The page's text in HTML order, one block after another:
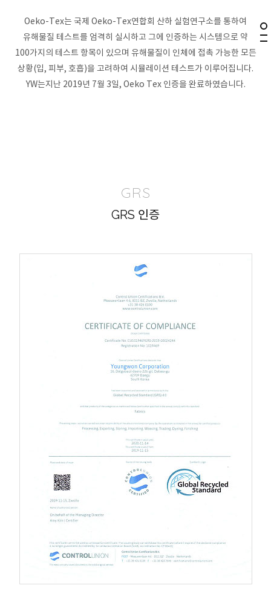
Oeko-Tex는 국제 Oeko-Tex연합회 산하 실험연구소를 통하여
유해물질 테스트를 엄격히 실시하고 그에 인증하는 시스템으로 약
100가지의 테스트 항목이 있으며 유해물질이 인체에 접촉 가능한 모든
상황(입, 피부, 호흡)을 고려하여 시뮬레이션 테스트가 이루어집니다.
YW는지난 2019년 7월 3일, Oeko Tex 인증을 완료하였습니다.
GRS
GRS 인증